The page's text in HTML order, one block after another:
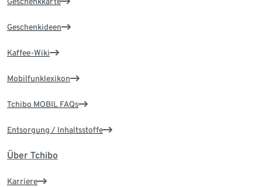
Geschenkideen
Kaffee-Wiki
Mobilfunklexikon
Tchibo MOBIL FAQs
Entsorgung / Inhaltsstoffe
Über Tchibo
Karriere